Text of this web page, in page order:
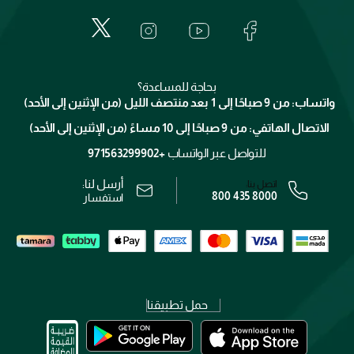
الإرجاع
خدمات المعارض
برنامج الولاء ميوز
الوظائف
الشروط و الأحكام
رقم السجل التجاري: 7013320481 — صادر من وزارة التجارة
بحاجة للمساعدة؟
واتساب: من 9 صباحًا إلى 1 بعد منتصف الليل (من الإثنين إلى الأحد)
الاتصال الهاتفي: من 9 صباحًا إلى 10 مساءً (من الإثنين إلى الأحد)
للتواصل عبر الواتساب +971563299902
اتصل بنا:
800 435 8000
أرسل لنا:
استفسار
حمل تطبيقنا